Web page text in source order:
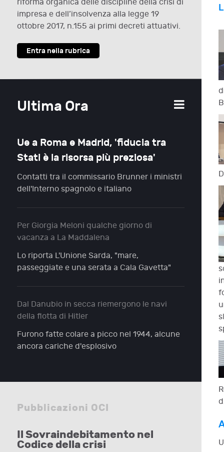
riforma organica delle discipline della crisi di
impresa e dell’insolvenza alla legge 19
ottobre 2017, n.155 ai primi decreti attuativi.
Entra nella rubrica
Ultima Ora
Ue a Roma e Madrid, 'fiducia tra
Stati è la risorsa più preziosa'
Contatti tra il commissario Brunner i ministri
dell'Interno spagnolo e italiano
Per Giorgia Meloni qualche giorno di
vacanza a La Maddalena
Lo riporta L'Unione Sarda, "mare,
passeggiate e una serata a Cala Gavetta"
Dal Danubio in secca riemergono le navi
della flotta di Hitler
Furono fatte colare a picco nel 1944, alcune
ancora cariche d'esplosivo
Pubblicazioni OCI
Il Sovraindebitamento nel
Codice della crisi